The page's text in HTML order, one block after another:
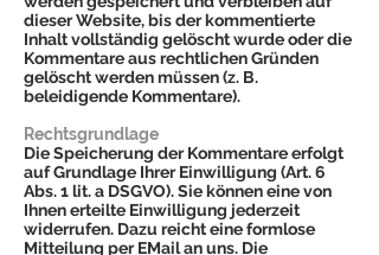
dieser Website, bis der kommentierte
Inhalt vollständig gelöscht wurde oder die
Kommentare aus rechtlichen Gründen
gelöscht werden müssen (z. B.
beleidigende Kommentare).
Rechtsgrundlage
Die Speicherung der Kommentare erfolgt
auf Grundlage Ihrer Einwilligung (Art. 6
Abs. 1 lit. a DSGVO). Sie können eine von
Ihnen erteilte Einwilligung jederzeit
widerrufen. Dazu reicht eine formlose
Mitteilung per EMail an uns. Die